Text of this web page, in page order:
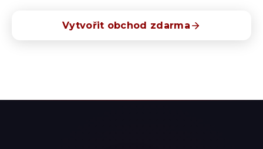
Vytvořit obchod zdarma